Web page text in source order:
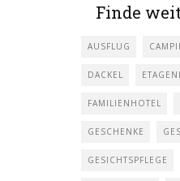
Finde
AUSFLUG
DACKEL
FAMILIENHOTEL
GESCHENKE
GESICHTSPFLEGE